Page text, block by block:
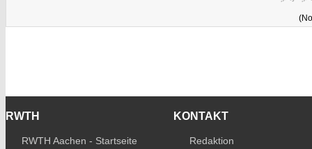
RWTH
RWTH Aachen - Startseite
KONTAKT
Redaktion